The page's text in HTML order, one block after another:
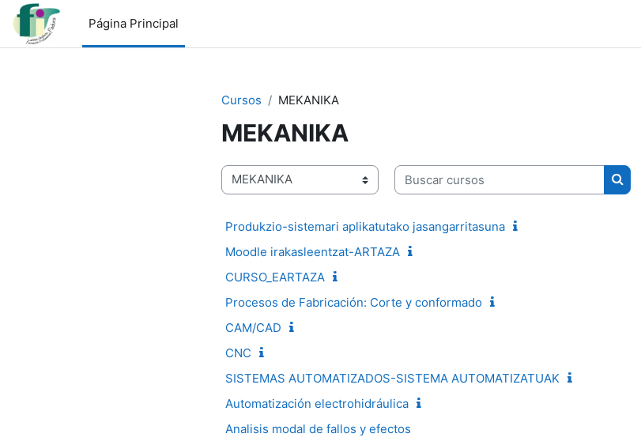
Salta al contenido principal
Página Principal
Cursos MEKANIKA
MEKANIKA
Categorías
Buscar cursos
Produkzio-sistemari aplikatutako jasangarritasuna
Moodle irakasleentzat-ARTAZA
CURSO_EARTAZA
Procesos de Fabricación: Corte y conformado
CAM/CAD
CNC
SISTEMAS AUTOMATIZADOS-SISTEMA AUTOMATIZATUAK
Automatización electrohidráulica
Analisis modal de fallos y efectos